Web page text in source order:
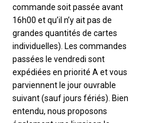
commande soit passée avant
16h00 et qu’il n’y ait pas de
grandes quantités de cartes
individuelles). Les commandes
passées le vendredi sont
expédiées en priorité A et vous
parviennent le jour ouvrable
suivant (sauf jours fériés). Bien
entendu, nous proposons